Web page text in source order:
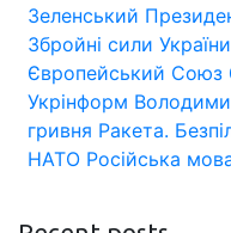
Зеленський
Збройні сили України
Європейський Союз
Укрінформ
гривня Ракета.
НАТО Російська